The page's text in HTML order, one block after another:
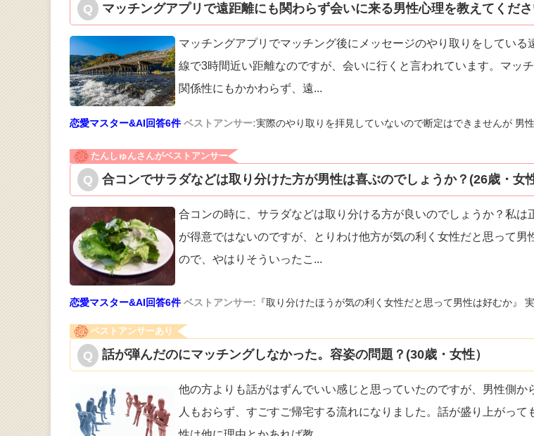
マッチングアプリで遠距離にも関わらず会いに来る男性心理を教えてくださ
マッチングアプリでマッチング後にメッセージのやり取りをしている
線で3時間近い距離なのですが、会いに行くと言われています。マッ
関係性にもかかわらず、遠...
恋愛マスター&AI回答6件 ベストアンサー:実際のやり取りを拝見していないので断定はできませんが 男性
たんしゅんさんがベストアンサー
合コンでサラダなどは取り分けた方が男性は喜ぶのでしょうか？(26歳・女性
合コンの時に、サラダなどは取り分ける方が良いのでしょうか？私は
が得意ではないのですが、とりわけ他方が気の利く女性だと思って男
ので、やはりそういったこ ...
恋愛マスター&AI回答6件 ベストアンサー: 『取り分けたほうが気の利く女性だと思って男性は好むか』 実
ベストアンサーあり
話が弾んだのにマッチングしなかった。容姿の問題？(30歳・女性）
他の方よりも話がはずんでいい感じと思っていたのですが、男性側か
人もおらず、 すごすご帰宅する流れになりました。話が盛り上がって